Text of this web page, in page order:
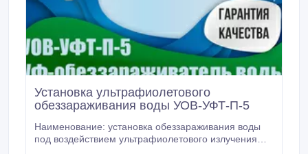
Установка ультрафиолетового
обеззараживания воды УОВ-УФТ-П-5
Наименование: установка обеззараживания воды
под воздействием ультрафиолетового излучения